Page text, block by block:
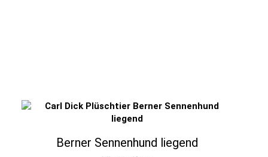
Berner Sennenhund liegend